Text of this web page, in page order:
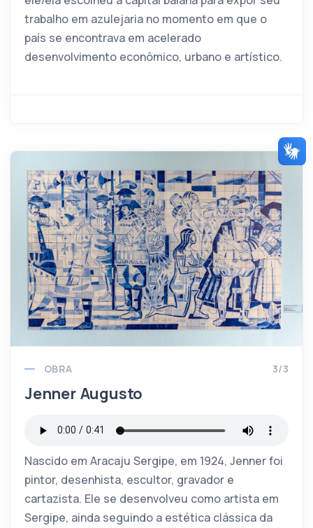
trabalho em azulejaria no momento em que o
país se encontrava em acelerado
desenvolvimento econômico, urbano e artístico.
OBRA 3/3
Jenner Augusto
Nascido em Aracaju Sergipe, em 1924, Jenner foi
pintor, desenhista, escultor, gravador e
cartazista. Ele se desenvolveu como artista em
Sergipe, ainda seguindo a estética clássica da